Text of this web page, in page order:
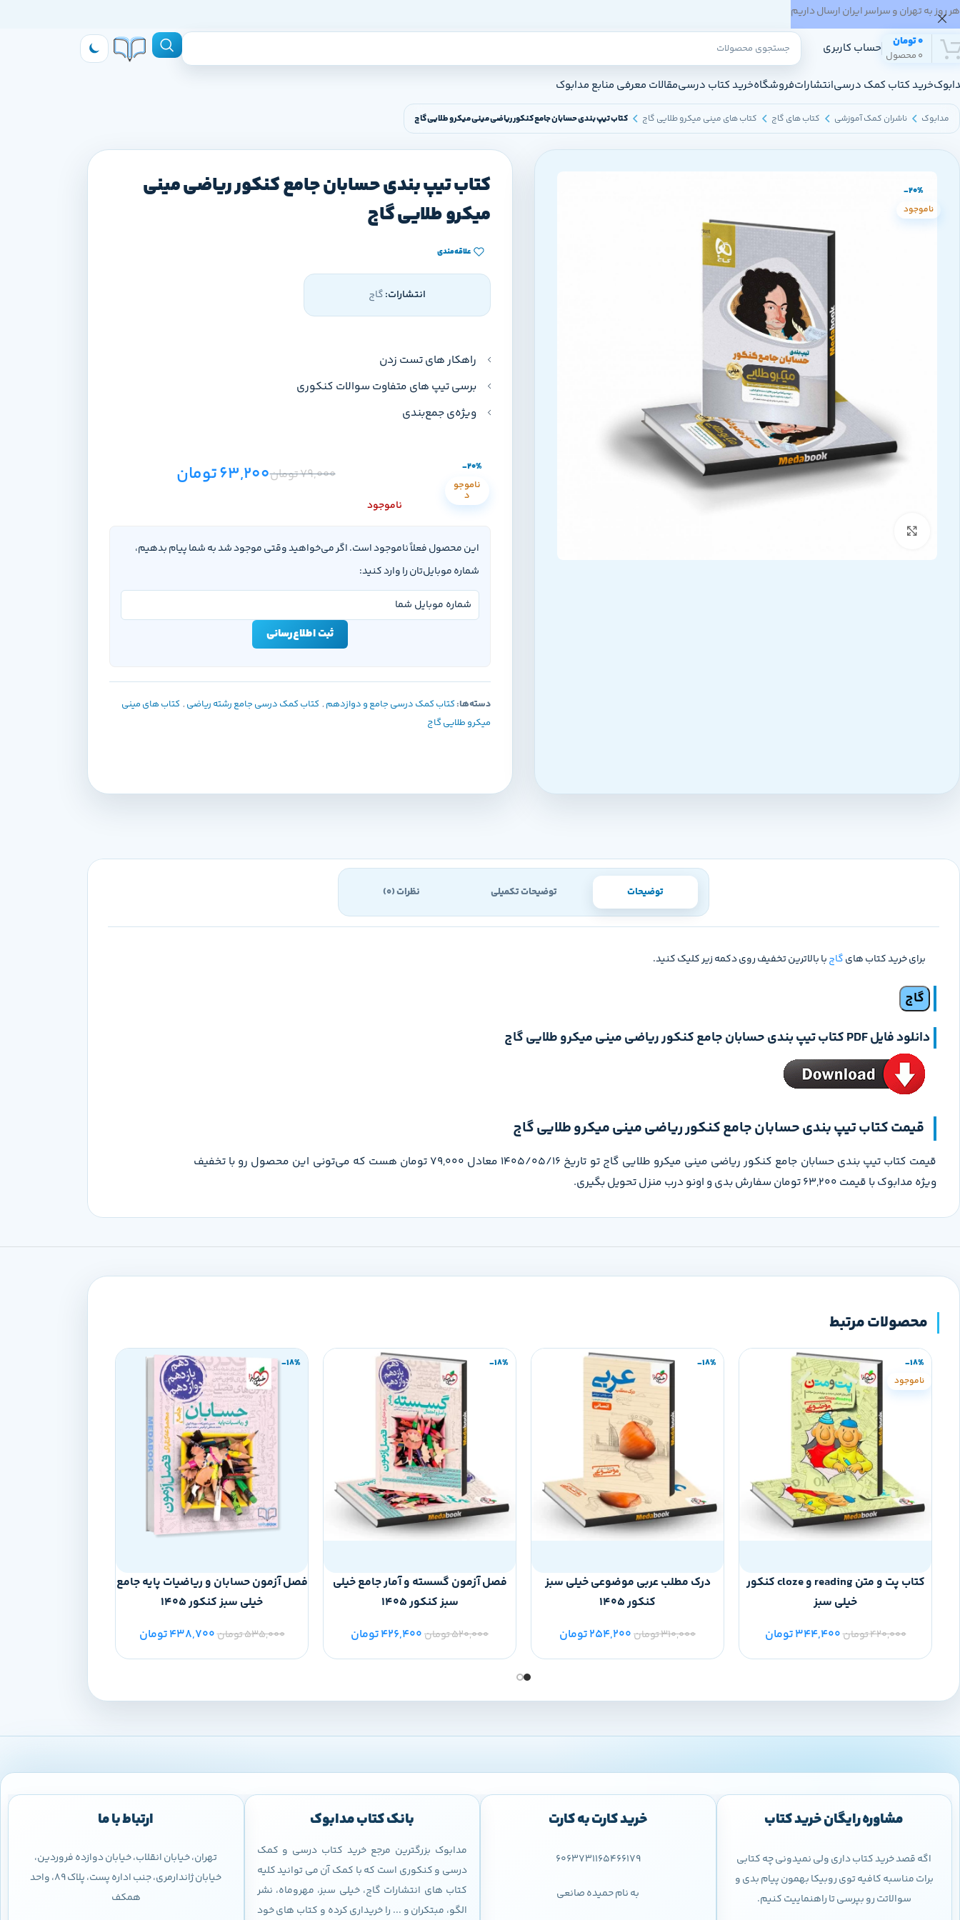
0 محصول
0تومان حساب کاربری
خرید کتاب کمک درسیانتشاراتفروشگاهخرید کتاب درسیمقالات معرفی منابع مدابوک
مدابوک ناشران کمک آموزشی کتاب های گاج کتاب های مینی میکرو طلایی گاج کتاب تیپ بندی حسابان جامع کنکور ریاضی مینی میکرو طلایی گاج
-20%
ناموجود
کتاب تیپ بندی حسابان جامع کنکور ریاضی مینی
میکرو طلایی گاج
علاقه‌مندی
انتشارات:گاج
راهکار های تست زدن
برسی تیپ های متفاوت سوالات کنکوری
ویژه‌ی جمع‌بندی
-20%
ناموجو
د
79,000تومان63,200تومان
ناموجود
این محصول فعلاً ناموجود است. اگر می‌خواهید وقتی موجود شد به شما پیام بدهیم،
شماره موبایل‌تان را وارد کنید:
ثبت اطلاع‌رسانی
دسته‌ها: کتاب کمک درسی جامع و دوازدهم , کتاب کمک درسی جامع رشته ریاضی , کتاب های مینی
میکرو طلایی گاج
توضیحات توضیحات تکمیلی نظرات (0)
برای خرید کتاب هایگاجبا بالاترین تخفیف روی دکمه زیر کلیک کنید.
گاج
دانلود فایل PDF کتاب
تیپ بندی حسابان جامع کنکور ریاضی مینی میکرو طلایی گاج
قیمت کتاب تیپ بندی حسابان جامع کنکور ریاضی مینی میکرو طلایی گاج
قیمت کتاب تیپ بندی حسابان جامع کنکور ریاضی مینی میکرو طلایی گاج تو تاریخ 1405/05/16 معادل 79,000 تومان هست که می‌تونی این محصول رو با تخفیف
ویژه مدابوک با قیمت 63,200 تومان سفارش بدی و اونو درب منزل تحویل بگیری.
محصولات مرتبط
-18%
ناموجود
کتاب پت و متن reading و cloze کنکور
خیلی سبز
420,000تومان344,400تومان
-18%
درک مطلب عربی موضوعی خیلی سبز
کنکور 1405
310,000تومان254,200تومان
-18%
فصل آزمون گسسته و آمار جامع خیلی
سبز کنکور 1405
520,000تومان426,400تومان
-18%
فصل آزمون حسابان و ریاضیات پایه جامع
خیلی سبز کنکور 1405
535,000تومان438,700تومان
مشاوره رایگان خرید کتاب
اگه قصد خرید کتاب داری ولی نمیدونی چه کتابی
برات مناسبه کافیه توی روبیکا بهمون پیام بدی و
سوالاتت رو بپرسی تا راهنماییت کنیم.
خرید کارت به کارت
6063731165466179
به نام حمیده صانعی
بانک کتاب مدابوک
مدابوک بزرگترین مرجع خرید کتاب درسی و کمک
درسی و کنکوری است که با کمک آن می توانید کلیه
کتاب های انتشارات گاج، خیلی سبز، مهروماه، نشر
الگو، مبتکران و ... را خریداری کرده و کتاب های خود
ارتباط با ما
تهران، خیابان انقلاب، خیابان دوازده فروردین،
خیابان ژاندارمری، جنب اداره پست، پلاک 89، واحد
همکف
هر روز به تهران و سراسر ایران ارسال داریم